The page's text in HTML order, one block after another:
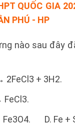
QUỐC GIA
PHÚ - HP
nào sau đây
2FeCl3 + 3H2.
FeCl3.
Fe3O4. D. Fe +